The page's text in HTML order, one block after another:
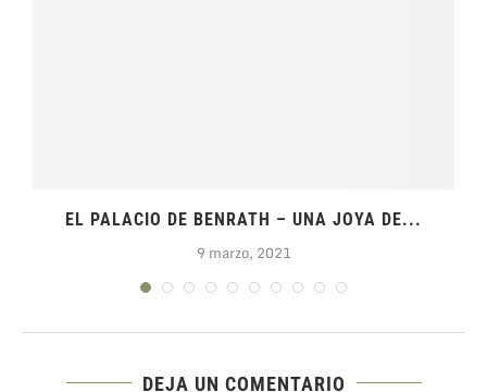
EL PALACIO DE BENRATH – UNA JOYA DE...
9 marzo, 2021
DEJA UN COMENTARIO